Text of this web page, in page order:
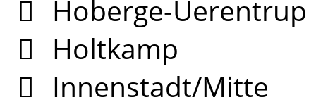
Hoberge-Uerentrup
Holtkamp
Innenstadt/Mitte